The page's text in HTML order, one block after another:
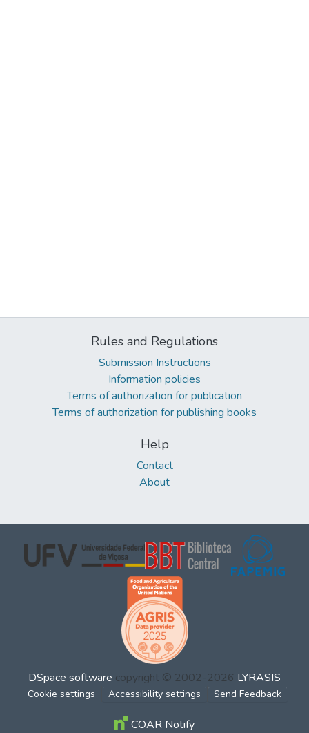
Rules and Regulations
Submission Instructions
Information policies
Terms of authorization for publication
Terms of authorization for publishing books
Help
Contact
About
DSpace software copyright © 2002-2026 LYRASIS
Cookie settings Accessibility settings Send Feedback
COAR Notify